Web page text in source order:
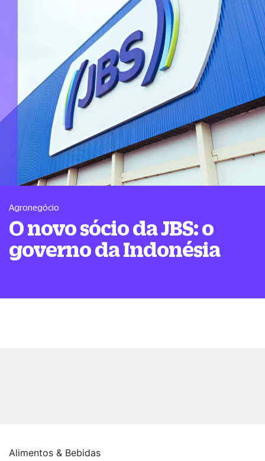
Agronegócio
O novo sócio da JBS: o
governo da Indonésia
Alimentos & Bebidas